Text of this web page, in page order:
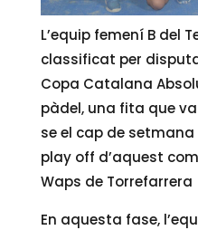
L’equip femení B del
classificat per
Copa Catalana
pàdel, una fita que
se el cap de
play off d’aquest
Waps de Torrefarrera
En aquesta fase,